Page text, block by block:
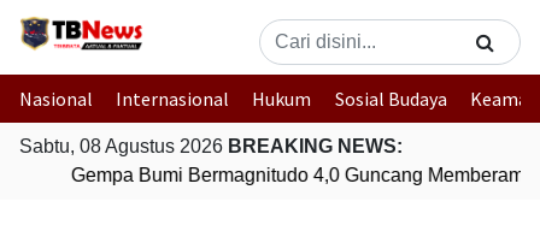
Nasional Internasional Hukum Sosial Budaya
Sabtu, 08 Agustus 2026 BREAKING NEWS:
Gempa Bumi Bermagnitudo 4,0 Guncang Memberamo